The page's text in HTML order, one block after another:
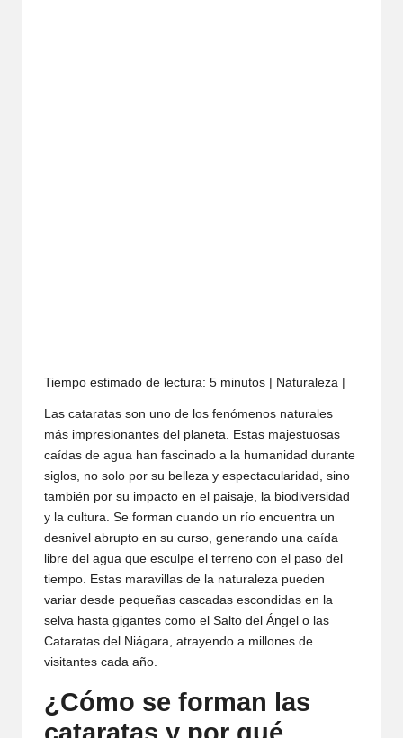
Tiempo estimado de lectura: 5 minutos | Naturaleza |
Las cataratas son uno de los fenómenos naturales
más impresionantes del planeta. Estas majestuosas
caídas de agua han fascinado a la humanidad durante
siglos, no solo por su belleza y espectacularidad, sino
también por su impacto en el paisaje, la biodiversidad
y la cultura. Se forman cuando un río encuentra un
desnivel abrupto en su curso, generando una caída
libre del agua que esculpe el terreno con el paso del
tiempo. Estas maravillas de la naturaleza pueden
variar desde pequeñas cascadas escondidas en la
selva hasta gigantes como el Salto del Ángel o las
Cataratas del Niágara, atrayendo a millones de
visitantes cada año.
¿Cómo se forman las